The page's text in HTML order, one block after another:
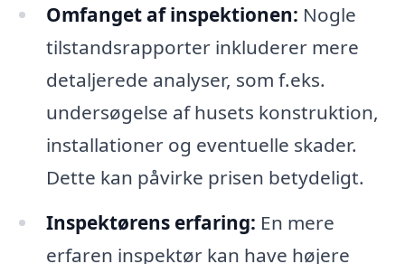
Omfanget af inspektionen: Nogle
tilstandsrapporter inkluderer mere
detaljerede analyser, som f.eks.
undersøgelse af husets konstruktion,
installationer og eventuelle skader.
Dette kan påvirke prisen betydeligt.
Inspektørens erfaring: En mere
erfaren inspektør kan have højere